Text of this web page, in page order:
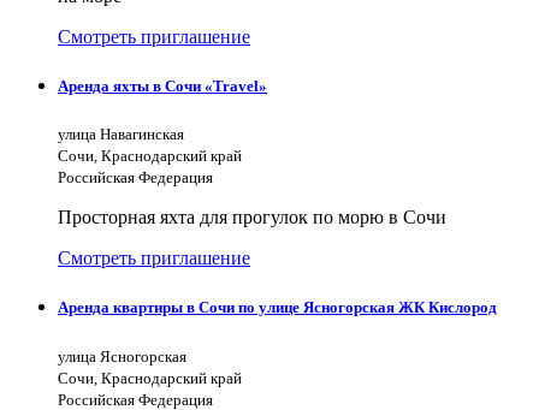
Смотреть приглашение
Аренда яхты в Сочи «Travel»
улица Навагинская
Сочи, Краснодарский край
Российская Федерация
Просторная яхта для прогулок по морю в Сочи
Смотреть приглашение
Аренда квартиры в Сочи по улице Ясногорская ЖК Кислород
улица Ясногорская
Сочи, Краснодарский край
Российская Федерация